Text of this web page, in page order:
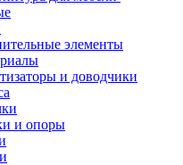
элементы
и доводчики
и опоры